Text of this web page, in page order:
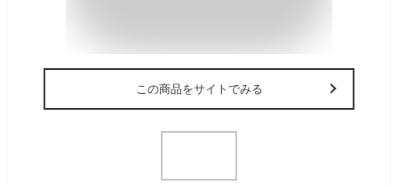
この商品をサイトでみる